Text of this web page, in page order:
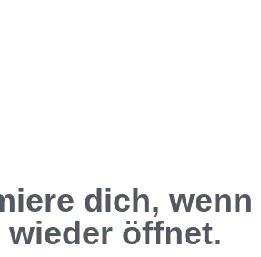
dich, wenn
wieder öffnet.